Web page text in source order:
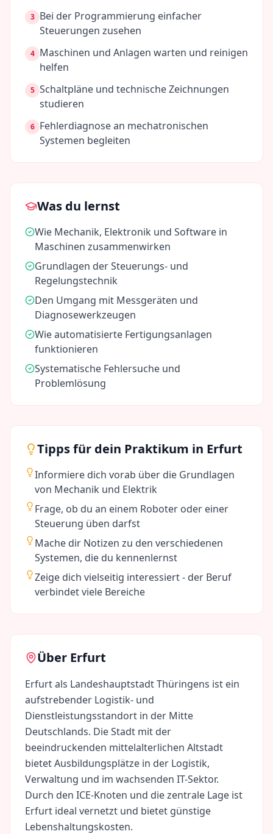
3 Bei der Programmierung einfacher
Steuerungen zusehen
4 Maschinen und Anlagen warten und reinigen
helfen
5 Schaltpläne und technische Zeichnungen
studieren
6 Fehlerdiagnose an mechatronischen
Systemen begleiten
Was du lernst
Wie Mechanik, Elektronik und Software in
Maschinen zusammenwirken
Grundlagen der Steuerungs- und
Regelungstechnik
Den Umgang mit Messgeräten und
Diagnosewerkzeugen
Wie automatisierte Fertigungsanlagen
funktionieren
Systematische Fehlersuche und
Problemlösung
Tipps für dein Praktikum in Erfurt
Informiere dich vorab über die Grundlagen
von Mechanik und Elektrik
Frage, ob du an einem Roboter oder einer
Steuerung üben darfst
Mache dir Notizen zu den verschiedenen
Systemen, die du kennenlernst
Zeige dich vielseitig interessiert - der Beruf
verbindet viele Bereiche
Über Erfurt
Erfurt als Landeshauptstadt Thüringens ist ein
aufstrebender Logistik- und
Dienstleistungsstandort in der Mitte
Deutschlands. Die Stadt mit der
beeindruckenden mittelalterlichen Altstadt
bietet Ausbildungsplätze in der Logistik,
Verwaltung und im wachsenden IT-Sektor.
Durch den ICE-Knoten und die zentrale Lage ist
Erfurt ideal vernetzt und bietet günstige
Lebenshaltungskosten.